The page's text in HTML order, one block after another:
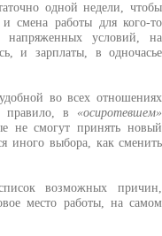
одной недели, чтобы
смена работы для кого-то
напряженных условий, на
и зарплаты, в одночасье
во всех отношениях
правило, в «осиротевшем»
не смогут принять новый
иного выбора, как сменить
возможных причин,
место работы, на самом